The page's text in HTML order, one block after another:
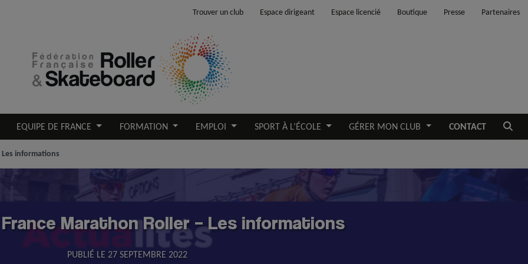
Trouver un club Espace dirigeant Espace licencié Boutique Presse Partenaires
EQUIPE DE FRANCE FORMATION EMPLOI SPORT À L’ÉCOLE GÉRER MON CLUB CONTACT
informations
Marathon Roller – Les informations
PUBLIÉ LE 27 SEPTEMBRE 2022